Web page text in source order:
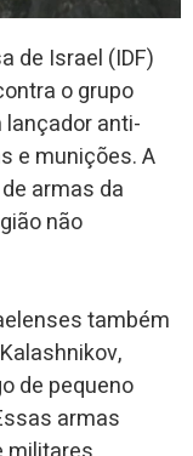
de Israel (IDF)
o grupo
anti-
e munições. A
armas da
não
também
de pequeno
armas